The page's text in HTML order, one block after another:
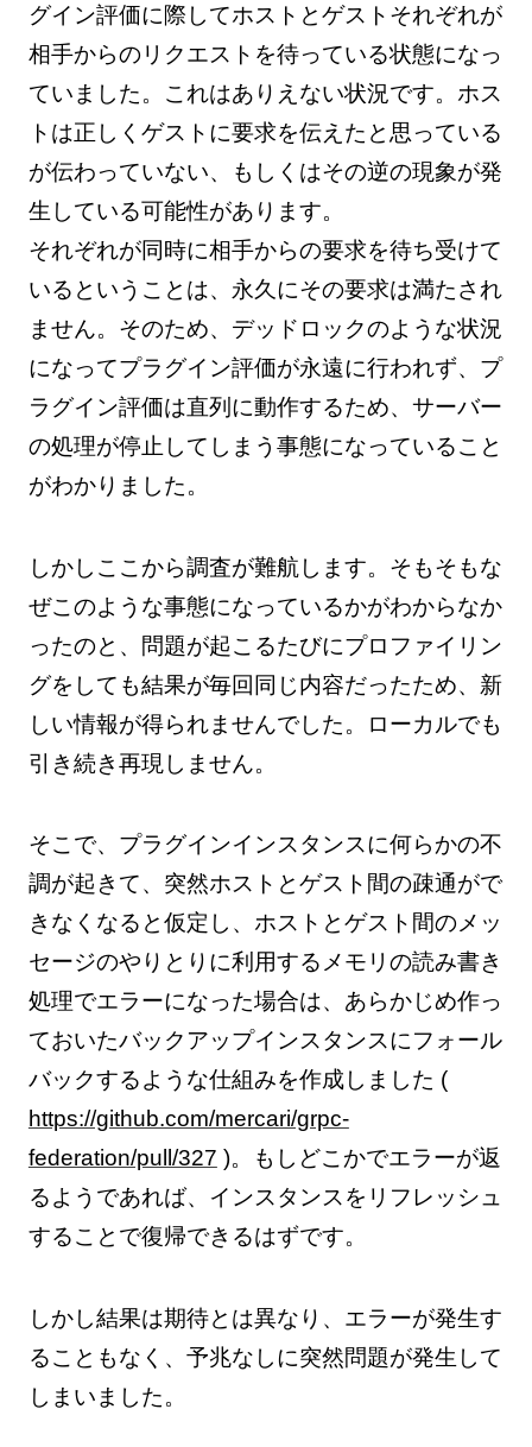
グイン評価に際してホストとゲストそれぞれが
相手からのリクエストを待っている状態になっ
ていました。これはありえない状況です。ホス
トは正しくゲストに要求を伝えたと思っている
が伝わっていない、もしくはその逆の現象が発
生している可能性があります。
それぞれが同時に相手からの要求を待ち受けて
いるということは、永久にその要求は満たされ
ません。そのため、デッドロックのような状況
になってプラグイン評価が永遠に行われず、プ
ラグイン評価は直列に動作するため、サーバー
の処理が停止してしまう事態になっていること
がわかりました。
しかしここから調査が難航します。そもそもな
ぜこのような事態になっているかがわからなか
ったのと、問題が起こるたびにプロファイリン
グをしても結果が毎回同じ内容だったため、新
しい情報が得られませんでした。ローカルでも
引き続き再現しません。
そこで、プラグインインスタンスに何らかの不
調が起きて、突然ホストとゲスト間の疎通がで
きなくなると仮定し、ホストとゲスト間のメッ
セージのやりとりに利用するメモリの読み書き
処理でエラーになった場合は、あらかじめ作っ
ておいたバックアップインスタンスにフォール
バックするような仕組みを作成しました (
https://github.com/mercari/grpc-
federation/pull/327 )。もしどこかでエラーが返
るようであれば、インスタンスをリフレッシュ
することで復帰できるはずです。
しかし結果は期待とは異なり、エラーが発生す
ることもなく、予兆なしに突然問題が発生して
しまいました。